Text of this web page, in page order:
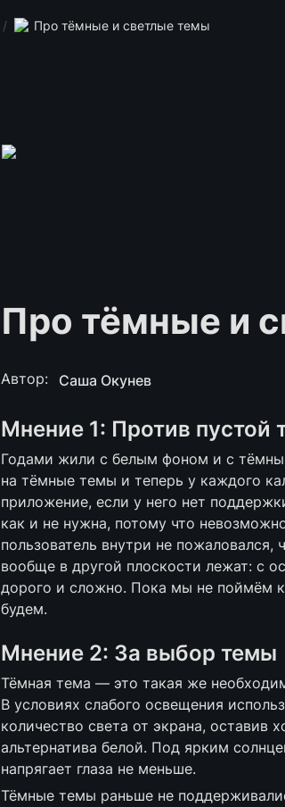
/ Про тёмные и светлые темы
Про тёмные и
Автор: Саша Окунев
Мнение 1: Против пустой
Годами жили с белым фоном и с
на тёмные темы и теперь у каждого
приложение, если у него нет
как и не нужна, потому что
пользователь внутри не
вообще в другой плоскости лежат: с
дорого и сложно. Пока мы не поймём
будем.
Мнение 2: За выбор темы
Тёмная тема — это такая же
В условиях слабого освещения
количество света от экрана,
альтернатива белой. Под ярким
напрягает глаза не меньше.
Тёмные темы раньше не